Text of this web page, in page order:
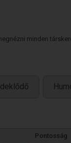
minden
Pontosság